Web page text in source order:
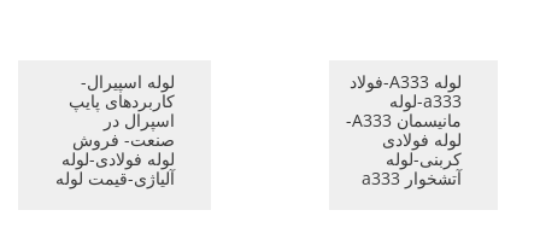
لوله اسپیرال-
کاربردهای پایپ
اسپرال در
صنعت- فروش
لوله فولادی-لوله
آلیاژی-قیمت لوله
لوله A333-فولاد
a333-لوله
مانیسمان A333-
لوله فولادی
کربنی-لوله
آتشخوار a333